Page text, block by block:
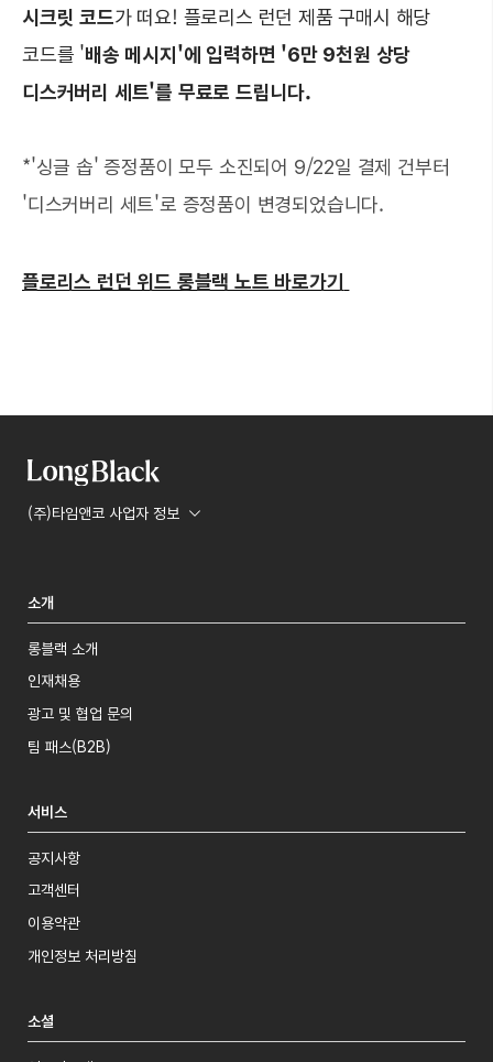
시크릿 코드가 떠요! 플로리스 런던 제품 구매시 해당
코드를 '배송 메시지'에 입력하면 '6만 9천원 상당
디스커버리 세트'를 무료로 드립니다.
*'싱글 솝' 증정품이 모두 소진되어 9/22일 결제 건부터
'디스커버리 세트'로 증정품이 변경되었습니다.
플로리스 런던 위드 롱블랙 노트 바로가기
(주)타임앤코 사업자 정보
소개
롱블랙 소개
인재채용
광고 및 협업 문의
팀 패스(B2B)
서비스
공지사항
고객센터
이용약관
개인정보 처리방침
소셜